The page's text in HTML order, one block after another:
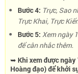
Bước 4: Trực, Sao
Trực Khai, Trực
Bước 5: Xem ngày
để cân nhắc thêm.
➥ Khi xem được
Hoàng đạo) để khởi